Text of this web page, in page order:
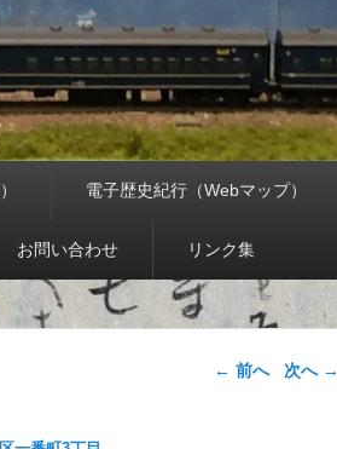
電子歴史紀行（Webマップ）
お問い合わせ リンク集
画像ナビゲー
ション
← 前へ 次へ →